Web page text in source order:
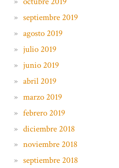
septiembre 2019
agosto 2019
julio 2019
junio 2019
abril 2019
marzo 2019
febrero 2019
diciembre 2018
noviembre 2018
septiembre 2018